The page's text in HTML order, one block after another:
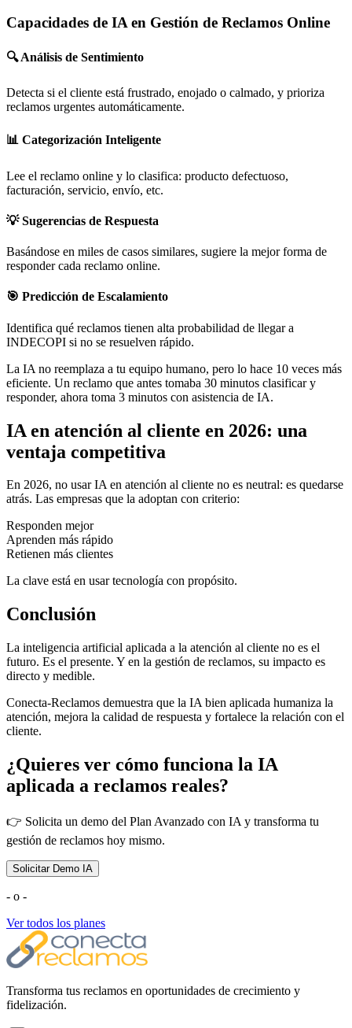
Capacidades de IA en Gestión de Reclamos Online
🔍 Análisis de Sentimiento
Detecta si el cliente está frustrado, enojado o calmado, y prioriza
reclamos urgentes automáticamente.
📊 Categorización Inteligente
Lee el reclamo online y lo clasifica: producto defectuoso,
facturación, servicio, envío, etc.
💡 Sugerencias de Respuesta
Basándose en miles de casos similares, sugiere la mejor forma de
responder cada reclamo online.
🎯 Predicción de Escalamiento
Identifica qué reclamos tienen alta probabilidad de llegar a
INDECOPI si no se resuelven rápido.
La IA no reemplaza a tu equipo humano, pero lo hace 10 veces más
eficiente. Un reclamo que antes tomaba 30 minutos clasificar y
responder, ahora toma 3 minutos con asistencia de IA.
IA en atención al cliente en 2026: una
ventaja competitiva
En 2026, no usar IA en atención al cliente no es neutral: es quedarse
atrás. Las empresas que la adoptan con criterio:
Responden mejor
Aprenden más rápido
Retienen más clientes
La clave está en usar tecnología con propósito.
Conclusión
La inteligencia artificial aplicada a la atención al cliente no es el
futuro. Es el presente. Y en la gestión de reclamos, su impacto es
directo y medible.
Conecta-Reclamos demuestra que la IA bien aplicada humaniza la
atención, mejora la calidad de respuesta y fortalece la relación con el
cliente.
¿Quieres ver cómo funciona la IA
aplicada a reclamos reales?
👉 Solicita un demo del Plan Avanzado con IA y transforma tu
gestión de reclamos hoy mismo.
Solicitar Demo IA
- o -
Ver todos los planes
Transforma tus reclamos en oportunidades de crecimiento y
fidelización.